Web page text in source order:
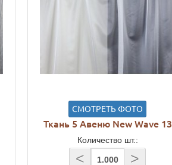
СМОТРЕТЬ ФОТО
Ткань 5 Авеню New Wave 13
Количество шт.:
< >